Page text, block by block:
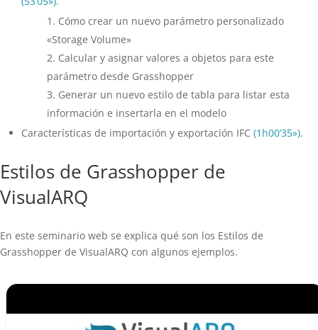
Cómo crear un nuevo parámetro personalizado
«Storage Volume»
Calcular y asignar valores a objetos para este
parámetro desde Grasshopper
Generar un nuevo estilo de tabla para listar esta
información e insertarla en el modelo
Características de importación y exportación IFC (1h00’35»).
Estilos de Grasshopper de
VisualARQ
En este seminario web se explica qué son los Estilos de
Grasshopper de VisualARQ con algunos ejemplos.